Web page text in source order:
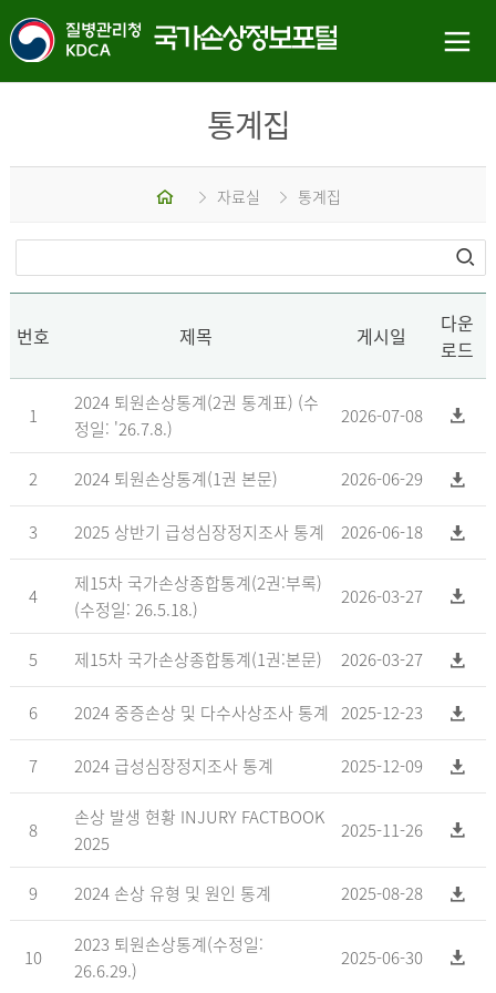
통계집
홈 자료실 통계집
번호 제목 게시일
다운
로드
1
2024 퇴원손상통계(2권 통계표) (수
정일: '26.7.8.)
2026-07-08
2 2024 퇴원손상통계(1권 본문) 2026-06-29
3 2025 상반기 급성심장정지조사 통계 2026-06-18
4
제15차 국가손상종합통계(2권:부록)
(수정일: 26.5.18.)
2026-03-27
5 제15차 국가손상종합통계(1권:본문) 2026-03-27
6 2024 중증손상 및 다수사상조사 통계 2025-12-23
7 2024 급성심장정지조사 통계 2025-12-09
8
손상 발생 현황 INJURY FACTBOOK
2025
2025-11-26
9 2024 손상 유형 및 원인 통계 2025-08-28
10
2023 퇴원손상통계(수정일:
26.6.29.)
2025-06-30